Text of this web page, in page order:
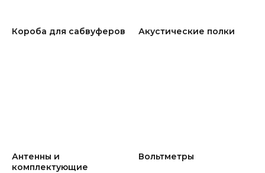
Короба для сабвуферов Акустические полки
Антенны и
комплектующие
Вольтметры